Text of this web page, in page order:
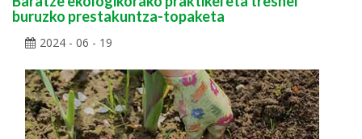
buruzko prestakuntza-topaketa
2024 - 06 - 19